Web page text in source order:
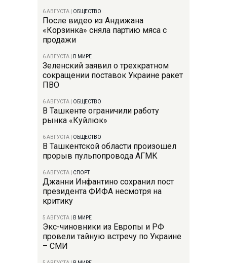
6 АВГУСТА ОБЩЕСТВО
После видео из Андижана
«Корзинка» сняла партию мяса с
продажи
6 АВГУСТА В МИРЕ
Зеленский заявил о трехкратном
сокращении поставок Украине ракет
ПВО
6 АВГУСТА ОБЩЕСТВО
В Ташкенте ограничили работу
рынка «Куйлюк»
6 АВГУСТА ОБЩЕСТВО
В Ташкентской области произошел
прорыв пульпопровода АГМК
6 АВГУСТА СПОРТ
Джанни Инфантино сохранил пост
президента ФИФА несмотря на
критику
5 АВГУСТА В МИРЕ
Экс-чиновники из Европы и РФ
провели тайную встречу по Украине
– СМИ